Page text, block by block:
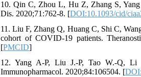
10. Qin C, Zhou L, Hu Z, Zhang S,
Dis. 2020;71:762-8. [DOI:10.1093/cid/
11. Liu F, Zhang Q, Huang C, Shi C,
cohort of COVID-19 patients.
[PMCID]
12. Yang A-P, Liu J.-P, Tao W.-Q,
Immunopharmacol. 2020;84:106504. [